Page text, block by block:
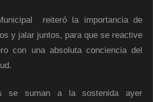
reiteró la importancia de
y jalar juntos, para que se reactive
con una absoluta conciencia del
se suman a la sostenida ayer